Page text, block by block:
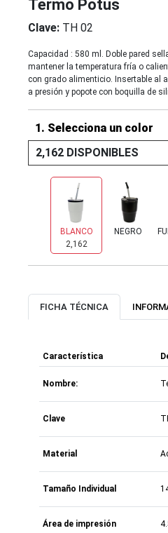
Termo Potus
Clave: TH 02
Capacidad : 580 ml. Doble pared
mantener la temperatura fría o
con grado alimenticio. Insertable al
a presión y popote con boquilla de
1. Selecciona un color
2,162 DISPONIBLES
BLANCO
2,162
NEGRO
FICHA TÉCNICA
Característica
Nombre:
Clave
Material
Tamaño Individual
Área de impresión